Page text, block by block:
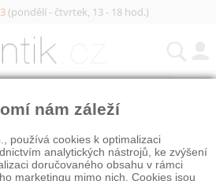
(pondělí - čtvrtek, 13 - 18 hod.)
nám záleží
používá cookies k optimalizaci
analytických nástrojů, ke zvýšení
doručovaného obsahu v rámci
marketingu mimo nich. Cookies jsou